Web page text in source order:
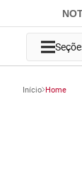
Início Home